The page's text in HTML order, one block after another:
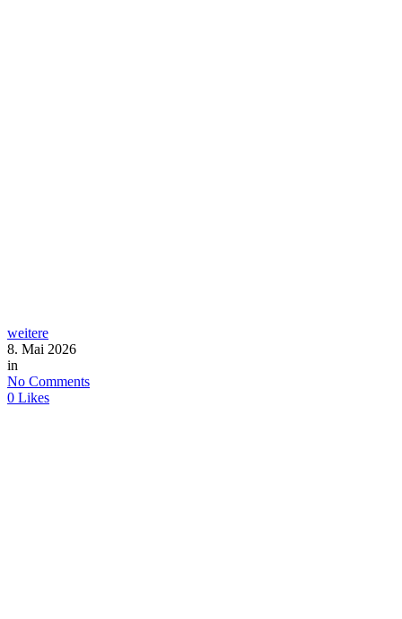
weitere
8. Mai 2026
in
No Comments
0 Likes